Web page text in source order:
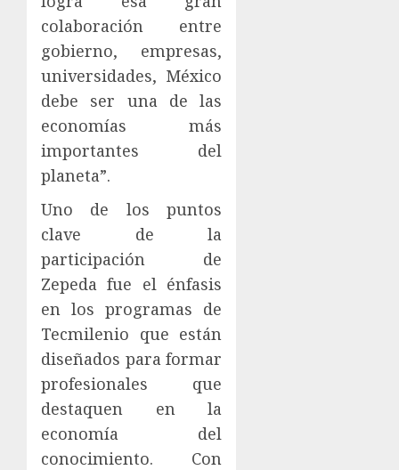
colaboración entre
gobierno, empresas,
universidades, México
debe ser una de las
economías más
importantes del
planeta”.
Uno de los puntos
clave de la
participación de
Zepeda fue el énfasis
en los programas de
Tecmilenio que están
diseñados para formar
profesionales que
destaquen en la
economía del
conocimiento. Con